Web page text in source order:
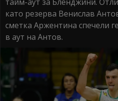
като резерва Венислав
сметка Аржентина спечели
в аут на Антов.